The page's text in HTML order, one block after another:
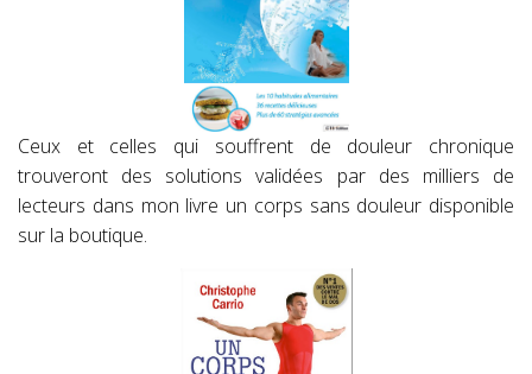
Ceux et celles qui souffrent de douleur chronique
trouveront des solutions validées par des milliers de
lecteurs dans mon livre un corps sans douleur disponible
sur la boutique.